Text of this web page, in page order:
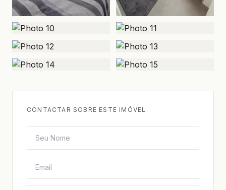
CONTACTAR SOBRE ESTE IMÓVEL